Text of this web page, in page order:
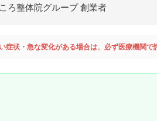
ろ整体院グループ 創業者
状・急な変化がある場合は、必ず医療機関で